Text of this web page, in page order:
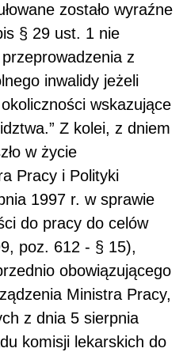
zostało wyraźne
§ 29 ust. 1 nie
z
inwalidy jeżeli
wskazujące
Z kolei, z dniem
w życie
Pracy i Polityki
1997 r. w sprawie
do pracy do celów
poz. 612 - § 15),
obowiązującego
Ministra Pracy,
z dnia 5 sierpnia
komisji lekarskich do